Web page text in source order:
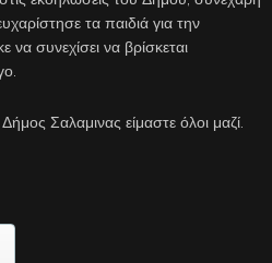
τα παιδιά για την
να συνεχίσει να βρίσκεται
Σαλαμινας είμαστε όλοι μαζί.